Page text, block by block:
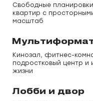
Свободные
квартир с
масштаб
Кинозал, фитнес-
подростковый центр и
жизни
Лобби и двор